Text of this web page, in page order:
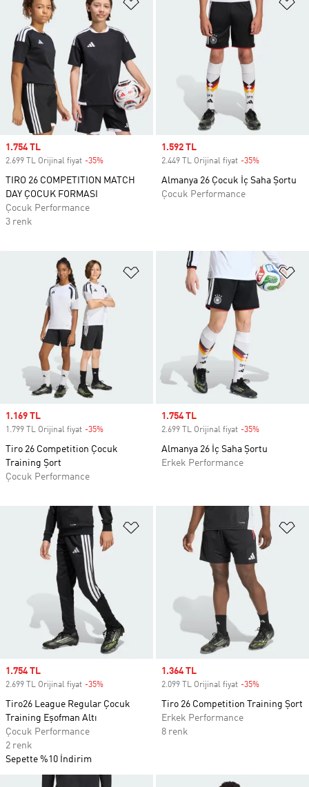
Sale price
1.754 TL
2.699 TL Orijinal fiyat -35%
TIRO 26 COMPETITION MATCH
DAY ÇOCUK FORMASI
Çocuk Performance
3 renk
Sale price
1.592 TL
2.449 TL Orijinal fiyat -35%
Almanya 26 Çocuk İç Saha Şortu
Çocuk Performance
Favori Listesine Ekle
Sale price
1.169 TL
1.799 TL Orijinal fiyat -35%
Tiro 26 Competition Çocuk
Training Şort
Çocuk Performance
Sale price
1.754 TL
2.699 TL Orijinal fiyat -35%
Almanya 26 İç Saha Şortu
Erkek Performance
Favori Listesine Ekle
Sale price
1.754 TL
2.699 TL Orijinal fiyat -35%
Tiro26 League Regular Çocuk
Training Eşofman Altı
Çocuk Performance
2 renk
Sepette %10 İndirim
Sale price
1.364 TL
2.099 TL Orijinal fiyat -35%
Tiro 26 Competition Training Şort
Erkek Performance
8 renk